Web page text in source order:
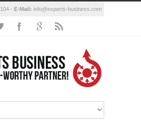
- E-Mail: info@experts-business.com